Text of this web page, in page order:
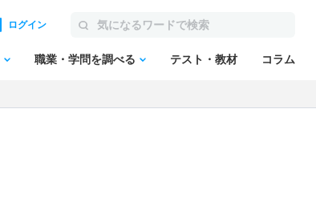
ログイン
職業・学問を調べる テスト・教材 コラム